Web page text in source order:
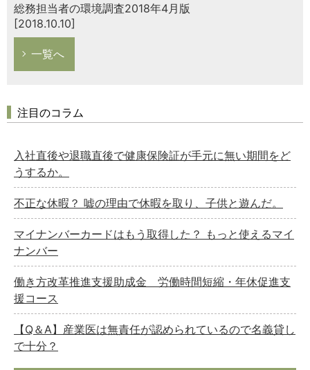
総務担当者の環境調査2018年4月版
[2018.10.10]
一覧へ
注目のコラム
入社直後や退職直後で健康保険証が手元に無い期間をど
うするか。
不正な休暇？ 嘘の理由で休暇を取り、子供と遊んだ。
マイナンバーカードはもう取得した？ もっと使えるマイ
ナンバー
働き方改革推進支援助成金 労働時間短縮・年休促進支
援コース
【Q＆A】産業医は無責任が認められているので名義貸し
で十分？